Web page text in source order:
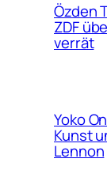
Özden
ZDF
verrät
Yoko
Kunst
Lennon